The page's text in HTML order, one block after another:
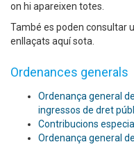
on hi apareixen totes.
També es poden consultar
enllaçats aquí sota.
Ordenances generals
Ordenança general
ingressos de dret
Contribucions
Ordenança general